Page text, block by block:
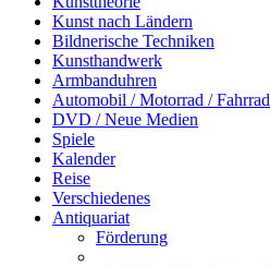
Kunst nach Ländern
Bildnerische Techniken
Kunsthandwerk
Armbanduhren
Automobil / Motorrad / Fahrrad
DVD / Neue Medien
Spiele
Kalender
Reise
Verschiedenes
Antiquariat
Förderung